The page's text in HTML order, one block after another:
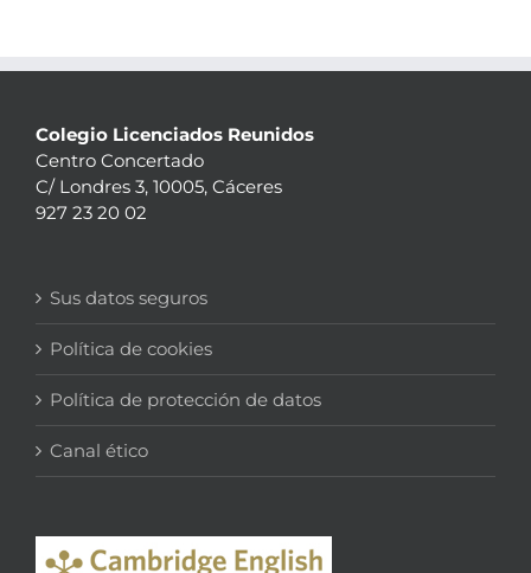
Colegio Licenciados Reunidos
Centro Concertado
C/ Londres 3, 10005, Cáceres
927 23 20 02
Sus datos seguros
Política de cookies
Política de protección de datos
Canal ético